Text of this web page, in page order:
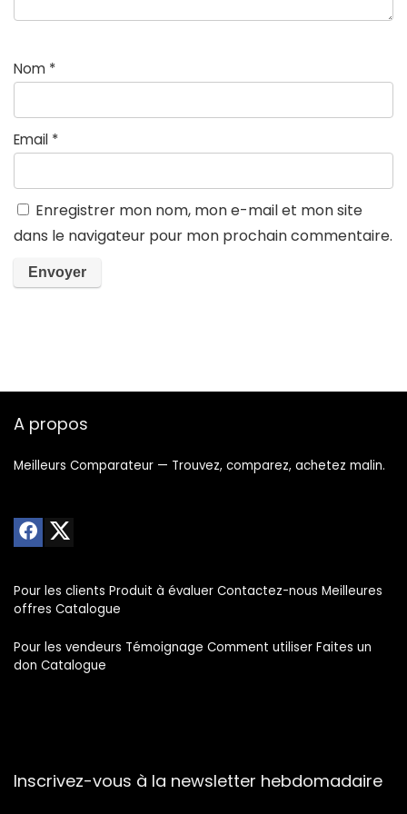
Nom *
Email *
Enregistrer mon nom, mon e-mail et mon site
dans le navigateur pour mon prochain commentaire.
A propos
Meilleurs Comparateur — Trouvez, comparez, achetez malin.
Pour les clients Produit à évaluer Contactez-nous Meilleures
offres Catalogue
Pour les vendeurs Témoignage Comment utiliser Faites un
don Catalogue
Inscrivez-vous à la newsletter hebdomadaire